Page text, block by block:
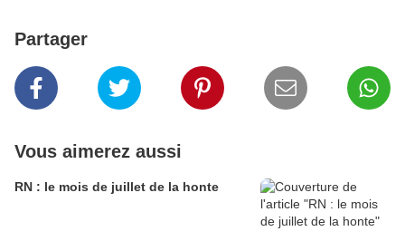
Partager
Vous aimerez aussi
RN : le mois de juillet de la honte